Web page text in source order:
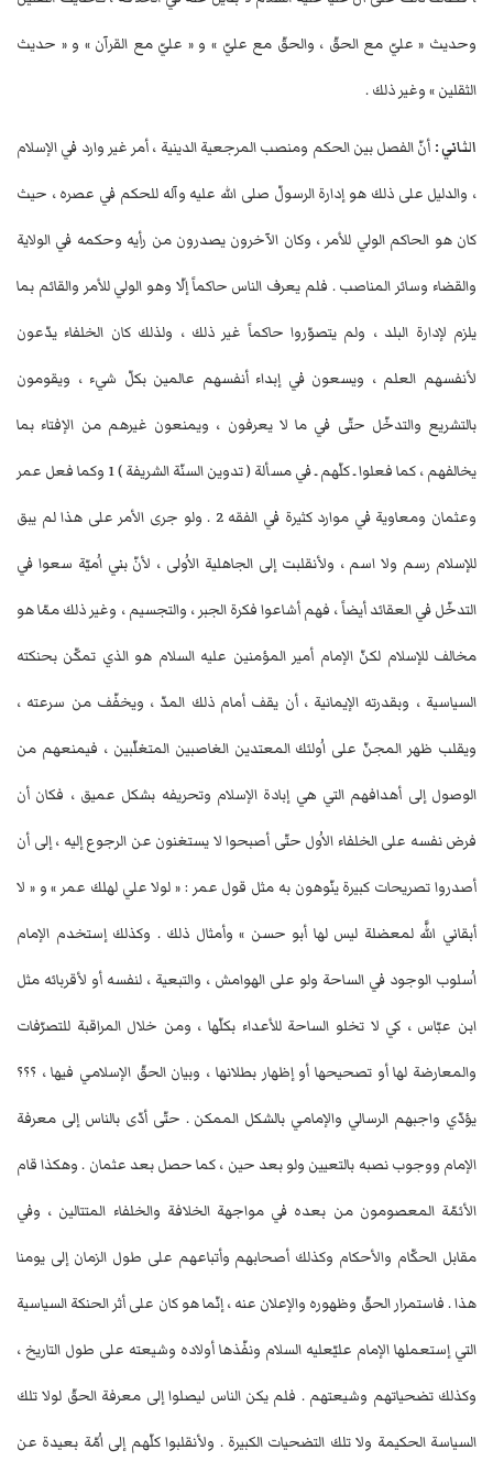
وحديث « عليّ مع الحقّ ، والحقّ مع عليّ » و « عليّ مع القرآن » و « حديث
الثقلين » وغير ذلك .
الثاني : أنّ الفصل بين الحكم ومنصب المرجعية الدينية ، أمر غير وارد في الإسلام
، والدليل على ذلك هو إدارة الرسولّ صلى الله عليه وآله للحكم في عصره ، حيث
كان هو الحاكم الولي للأمر ، وكان الآخرون يصدرون من رأيه وحكمه في الولاية
والقضاء وسائر المناصب . فلم يعرف الناس حاكماً إلّا وهو الولي للأمر والقائم بما
يلزم لإدارة البلد ، ولم يتصوّروا حاكماً غير ذلك ، ولذلك كان الخلفاء يدّعون
لأنفسهم العلم ، ويسعون في إبداء أنفسهم عالمين بكلّ شي‏ء ، ويقومون
بالتشريع والتدخّل حتّى في ما لا يعرفون ، ويمنعون غيرهم من الإفتاء بما
يخالفهم ، كما فعلوا ـ كلّهم ـ في مسألة ( تدوين السنّة الشريفة ) 1 وكما فعل عمر
وعثمان ومعاوية في موارد كثيرة في الفقه 2 . ولو جرى الأمر على هذا لم يبق
للإسلام رسم ولا اسم ، ولأنقلبت إلى الجاهلية الاُولى ، لأنّ بني اُميّة سعوا في
التدخّل في العقائد أيضاً ، فهم أشاعوا فكرة الجبر ، والتجسيم ، وغير ذلك ممّا هو
مخالف للإسلام لكنّ الإمام أمير المؤمنين عليه السلام هو الذي تمكّن بحنكته
السياسية ، وبقدرته الإيمانية ، أن يقف أمام ذلك المدّ ، ويخفّف من سرعته ،
ويقلب ظهر المجنّ على اُولئك المعتدين الغاصبين المتغلّبين ، فيمنعهم من
الوصول إلى أهدافهم التي هي إبادة الإسلام وتحريفه بشكل عميق ، فكان أن
فرض نفسه على الخلفاء الاُول حتّى أصبحوا لا يستغنون عن الرجوع إليه ، إلى أن
أصدروا تصريحات كبيرة ينّوهون به مثل قول عمر : « لولا علي لهلك عمر » و « لا
أبقاني اللَّه لمعضلة ليس لها أبو حسن » وأمثال ذلك . وكذلك إستخدم الإمام
اُسلوب الوجود في الساحة ولو على الهوامش ، والتبعية ، لنفسه أو لأقربائه مثل
ابن عبّاس ، كي لا تخلو الساحة للأعداء بكلّها ، ومن خلال المراقبة للتصرّفات
والمعارضة لها أو تصحيحها أو إظهار بطلانها ، وبيان الحقّ الإسلامي فيها ، ؟؟؟
يؤدّي واجبهم الرسالي والإمامي بالشكل الممكن . حتّى أدّى بالناس إلى معرفة
الإمام ووجوب نصبه بالتعيين ولو بعد حين ، كما حصل بعد عثمان . وهكذا قام
الأئمّة المعصومون من بعده في مواجهة الخلافة والخلفاء المتتالين ، وفي
مقابل الحكّام والأحكام وكذلك أصحابهم وأتباعهم على طول الزمان إلى يومنا
هذا . فاستمرار الحقّ وظهوره والإعلان عنه ، إنّما هو كان على أثر الحنكة السياسية
التي إستعملها الإمام عليّ‏عليه السلام ونفّذها أولاده وشيعته على طول التاريخ ،
وكذلك تضحياتهم وشيعتهم . فلم يكن الناس ليصلوا إلى معرفة الحقّ لولا تلك
السياسة الحكيمة ولا تلك التضحيات الكبيرة . ولأنقلبوا كلّهم إلى اُمّة بعيدة عن